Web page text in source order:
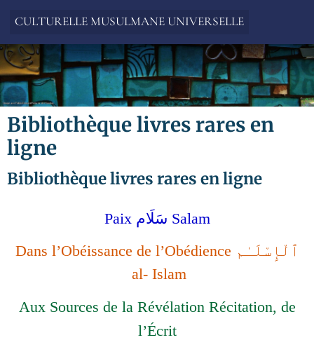
CULTURELLE MUSULMANE UNIVERSELLE
Bibliothèque livres rares en
ligne
Bibliothèque livres rares en ligne
Paix سَلَام Salam
Dans l’Obéissance de l’Obédience ٱلْإِسْلَـٰم
al- Islam
Aux Sources de la Révélation Récitation, de
l’Écrit